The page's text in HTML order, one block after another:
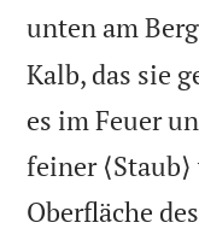
unten am
Kalb, das sie
es im Feuer
feiner
Oberfläche